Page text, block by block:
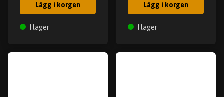
Lägg i korgen
I lager
Lägg i korgen
I lager